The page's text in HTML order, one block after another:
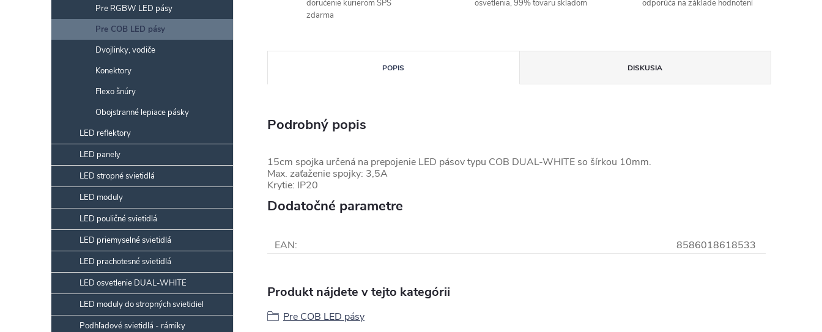
Pre RGBW LED pásy
Pre COB LED pásy
Dvojlinky, vodiče
Konektory
Flexo šnúry
Obojstranné lepiace pásky
LED reflektory
LED panely
LED stropné svietidlá
LED moduly
LED pouličné svietidlá
LED priemyselné svietidlá
LED prachotesné svietidlá
LED osvetlenie DUAL-WHITE
LED moduly do stropných svietidiel
Podhľadové svietidlá - rámiky
doručenie kurierom SPS
zdarma
osvetlenia, 99% tovaru skladom
odporúča na základe hodnotení
POPIS DISKUSIA
Podrobný popis
15cm spojka určená na prepojenie LED pásov typu COB DUAL-WHITE so šírkou 10mm.
Max. zaťaženie spojky: 3,5A
Krytie: IP20
Dodatočné parametre
EAN: 8586018618533
Produkt nájdete v tejto kategórii
Pre COB LED pásy